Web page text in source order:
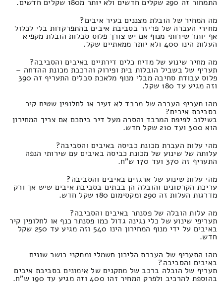
התמחור זה 290 שקלים חדשים ולא יותר מ180 שקלים חדשים.
מה המחיר של הובלת מצננים בעיר איבים?
מחירי העברה של פריזר בסביבת איבים בהתפרקדות בלי לכלול
אף יותר שירותי מנוף אם יש צורך פלוס סבלות הובלת מקפיא
העלות הינו 400 ולא יותר ממאתיים שקל.
מה מחיר שינוע של מדיח כלים דירתיים באיבים והסביבה?
תעריף של בשביל הובלות בית ופירוק והרכבת מכונת ההדחה –
פלוס עבודת סחיבה מבלי מנוף מלאכת סבלים התעריף זה 390
וזה מגיע עד 180 שקל.
מהו תעריף העברה של מרבד לא זעיר או לחלופין שטיח קיר
בסביבת איבים?
בשילוב לפיפת המרבד והסרה מעל דיר ביתכם אם צריך המחירון
הוא 300 ועד 210 שקל חדש.
מהי עלות העברת מכונת כביסה באיבים והסביבה?
עלותה של שינוע של מכונת כביסה באיבים עם שירותי הנפה
התעריף זה 370 ועד 170 ש"ח.
מהי עלות שינוע של ארגזים באיבים והסביבה?
עריכת הקרטונים והובלה הן בבתים בסביבת איבים שיש אך ורק
מדרגות העלות זה 290 ומקסימום 180 שקל חדש.
מה עלות הובלה של פסנתר באיבים והסביבה?
תעריפי שינוע של כלי נגינה גדול כמו פסנתר כנף או לחלופין קיר
באיבים על ידי מנוף המחירון הינו 540 וזה מגיע עד 250 שקל
חדש.
מהו התעריף של העברת הליכון חשמלי ומתקני כושר שונים
באיבים והסביבה?
תעריף של הובלה ברכב של מתקנים של אימונים בסביבת איבים
בהוספת להרכיב ולפרק המחיר זהו 400 וזה מגיע עד 190 ש"ח.